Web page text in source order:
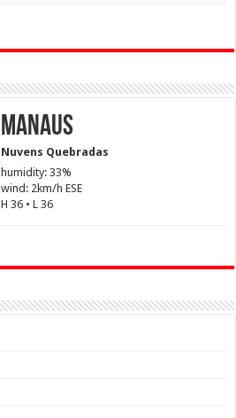
Manaus
Nuvens Quebradas
humidity: 33%
wind: 2km/h ESE
H 36 • L 36